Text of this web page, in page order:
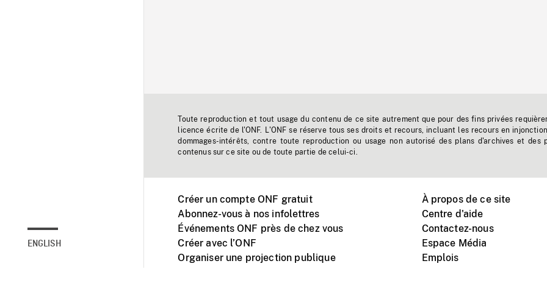
ENGLISH
Toute reproduction et tout usage du contenu de ce site autrement que pour des fins privées
licence écrite de l'ONF. L'ONF se réserve tous ses droits et recours, incluant les recours en
dommages-intérêts, contre toute reproduction ou usage non autorisé des plans d'archives et des
contenus sur ce site ou de toute partie de celui-ci.
Créer un compte ONF gratuit
Abonnez-vous à nos infolettres
Événements ONF près de chez vous
Créer avec l’ONF
Organiser une projection publique
À propos de ce site
Centre d'aide
Contactez-nous
Espace Média
Emplois